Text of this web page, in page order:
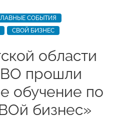
СОБЫТИЯ
СВОЙ БИЗНЕС
области
прошли
обучение по
бизнес»